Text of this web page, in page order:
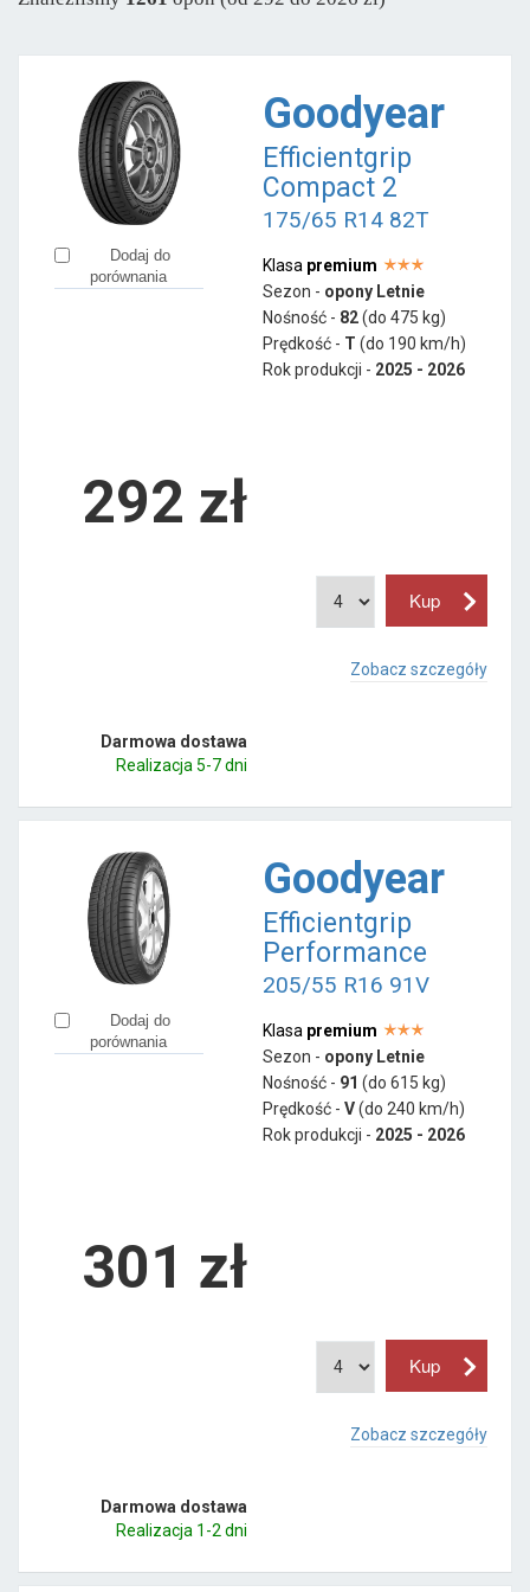
Semperit od 237 zł
Pozostałe marki
Accelera od 386 zł
Aplus od 164 zł
Apollo
Austone
Giti od 299 zł
Goodride od 159 zł
Dodaj do
porównania
Goodyear
Efficientgrip
Compact 2
175/65 R14 82T
Klasa premium
Sezon - opony Letnie
Nośność - 82(do 475 kg)
Prędkość - T (do 190 km/h)
Rok produkcji - 2025 - 2026
292 zł
Zobacz szczegóły
Darmowa dostawa
Realizacja 5-7 dni
Dodaj do
porównania
Goodyear
Efficientgrip
Performance
205/55 R16 91V
Klasa premium
Sezon - opony Letnie
Nośność - 91 (do 615 kg)
Prędkość - V(do 240 km/h)
Rok produkcji - 2025 - 2026
301 zł
Zobacz szczegóły
Darmowa dostawa
Realizacja 1-2 dni